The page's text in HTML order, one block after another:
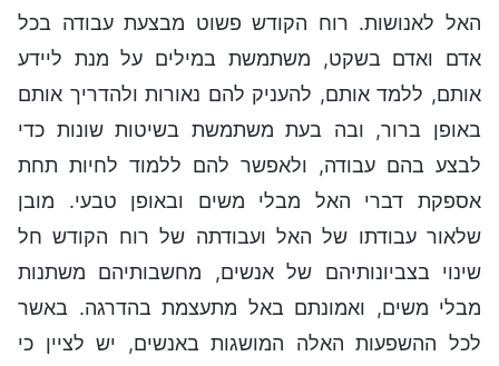
האל לאנושות. רוח הקודש פשוט מבצעת עבודה בכל
אדם ואדם בשקט, משתמשת במילים על מנת ליידע
אותם, ללמד אותם, להעניק להם נאורות ולהדריך אותם
באופן ברור, ובה בעת משתמשת בשיטות שונות כדי
לבצע בהם עבודה, ולאפשר להם ללמוד לחיות תחת
אספקת דברי האל מבלי משים ובאופן טבעי. מובן
שלאור עבודתו של האל ועבודתה של רוח הקודש חל
שינוי בצביונותיהם של אנשים, מחשבותיהם משתנות
מבלי משים, ואמונתם באל מתעצמת בהדרגה. באשר
לכל ההשפעות האלה המושגות באנשים, יש לציין כי